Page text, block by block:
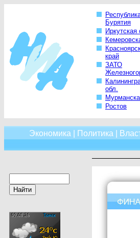
Бурятия
Иркутская
край
ЗАТО
обл.
Ростов
Экономика Политика